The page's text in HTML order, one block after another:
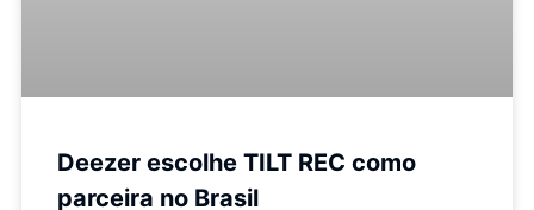
Deezer escolhe TILT REC como
parceira no Brasil